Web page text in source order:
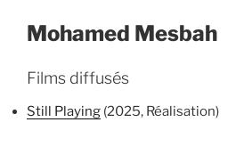
Mohamed Mesbah
Films diffusés
Still Playing (2025, Réalisation)